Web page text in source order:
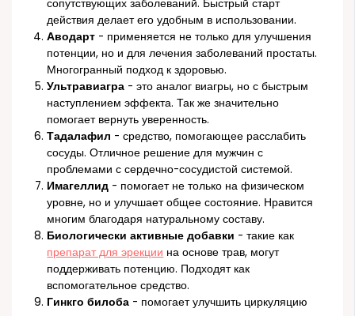
сопутствующих заболеваний. Быстрый старт
действия делает его удобным в использовании.
Аводарт - применяется не только для улучшения
потенции, но и для лечения заболеваний простаты.
Многогранный подход к здоровью.
Ультравиагра - это аналог виагры, но с быстрым
наступлением эффекта. Так же значительно
помогает вернуть уверенность.
Тадалафил - средство, помогающее расслабить
сосуды. Отличное решение для мужчин с
проблемами с сердечно-сосудистой системой.
Имагеллид - помогает не только на физическом
уровне, но и улучшает общее состояние. Нравится
многим благодаря натуральному составу.
Биологически активные добавки - такие как
препарат для эрекции на основе трав, могут
поддерживать потенцию. Подходят как
вспомогательное средство.
Гинкго билоба - помогает улучшить циркуляцию